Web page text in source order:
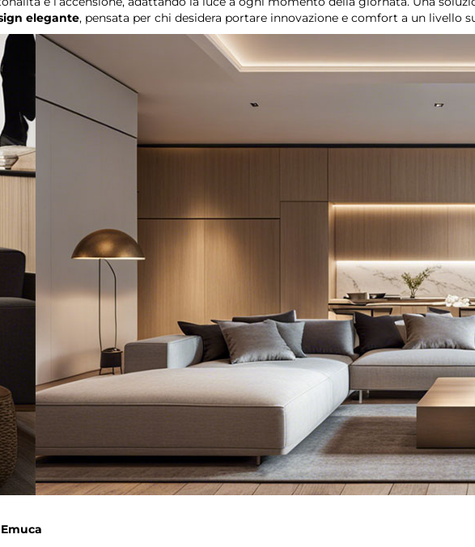
elegante, pensata per chi desidera portare innovazione e comfort a un livello